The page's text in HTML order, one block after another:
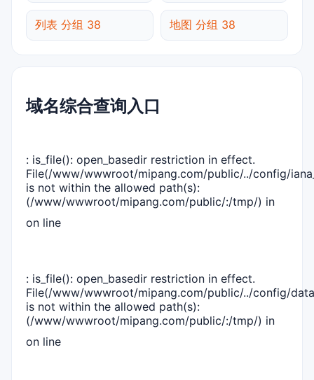
列表 分组 38 地图 分组 38
域名综合查询入口
: is_file(): open_basedir restriction in effect.
File(/www/wwwroot/mipang.com/public/../config/
is not within the allowed path(s):
(/www/wwwroot/mipang.com/public/:/tmp/) in
on line
: is_file(): open_basedir restriction in effect.
File(/www/wwwroot/mipang.com/public/../config/
is not within the allowed path(s):
(/www/wwwroot/mipang.com/public/:/tmp/) in
on line